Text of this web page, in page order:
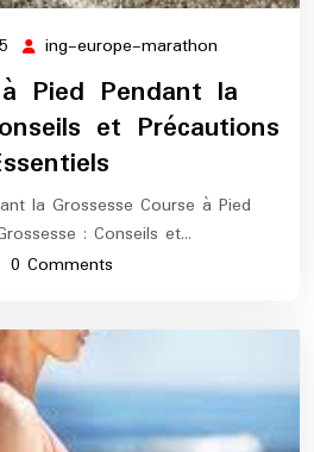
12
mars
2025
ing-europe-marathon
europe-
marathon
Pied Pendant la
et Précautions
la Grossesse Course à Pied
: Conseils et…
0 Comments